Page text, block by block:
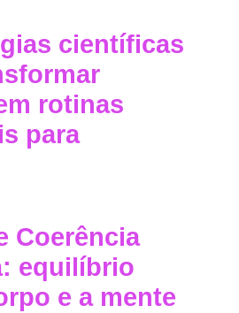
científicas
rotinas
para
Coerência
equilíbrio
e a mente